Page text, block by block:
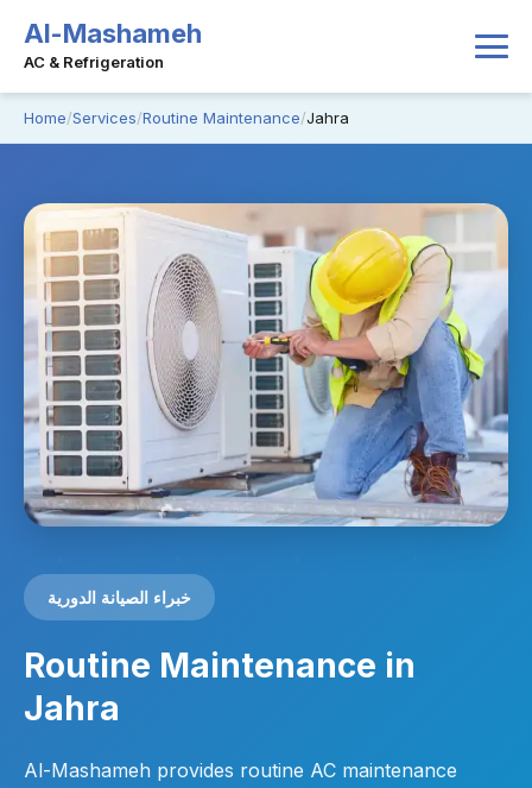
Al-Mashameh
AC & Refrigeration
Home Services Routine Maintenance Jahra
خبراء الصيانة الدورية
Routine Maintenance in
Jahra
Al-Mashameh provides routine AC maintenance